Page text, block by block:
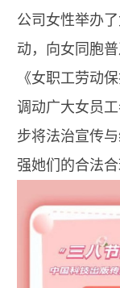
公司女性举办
动，向女同胞
《女职工劳动
调动广大女员
步将法治宣传
强她们的合法合